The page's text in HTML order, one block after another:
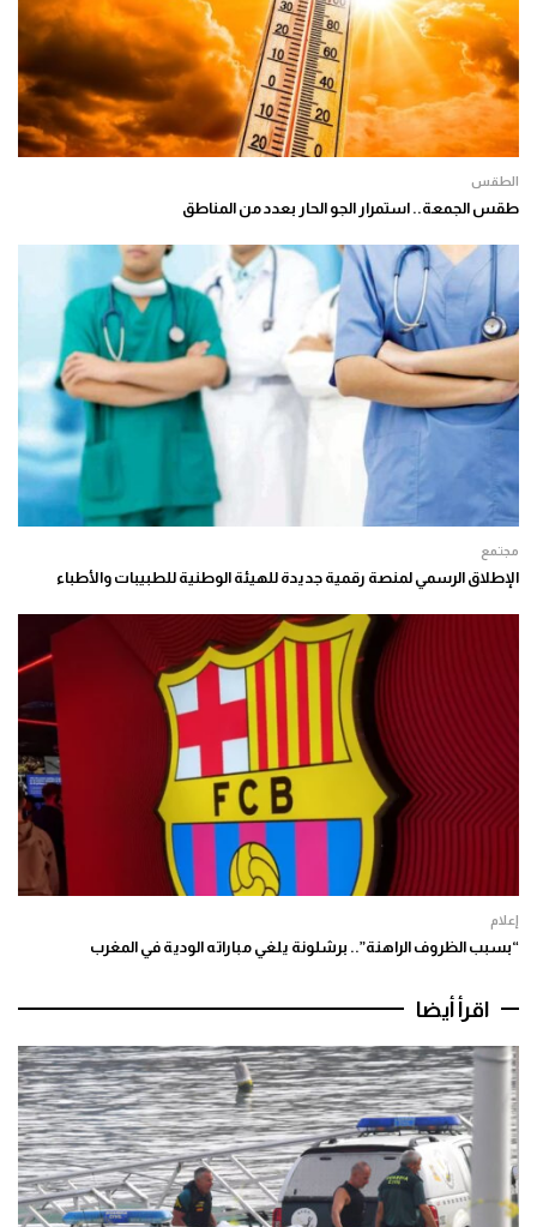
الطقس
طقس الجمعة.. استمرار الجو الحار بعدد من المناطق
مجتمع
الإطلاق الرسمي لمنصة رقمية جديدة للهيئة الوطنية للطبيبات والأطباء
إعلام
“بسبب الظروف الراهنة”.. برشلونة يلغي مباراته الودية في المغرب
اقرأ أيضا